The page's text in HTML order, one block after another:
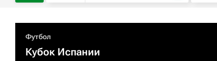
Футбол
Кубок Испании